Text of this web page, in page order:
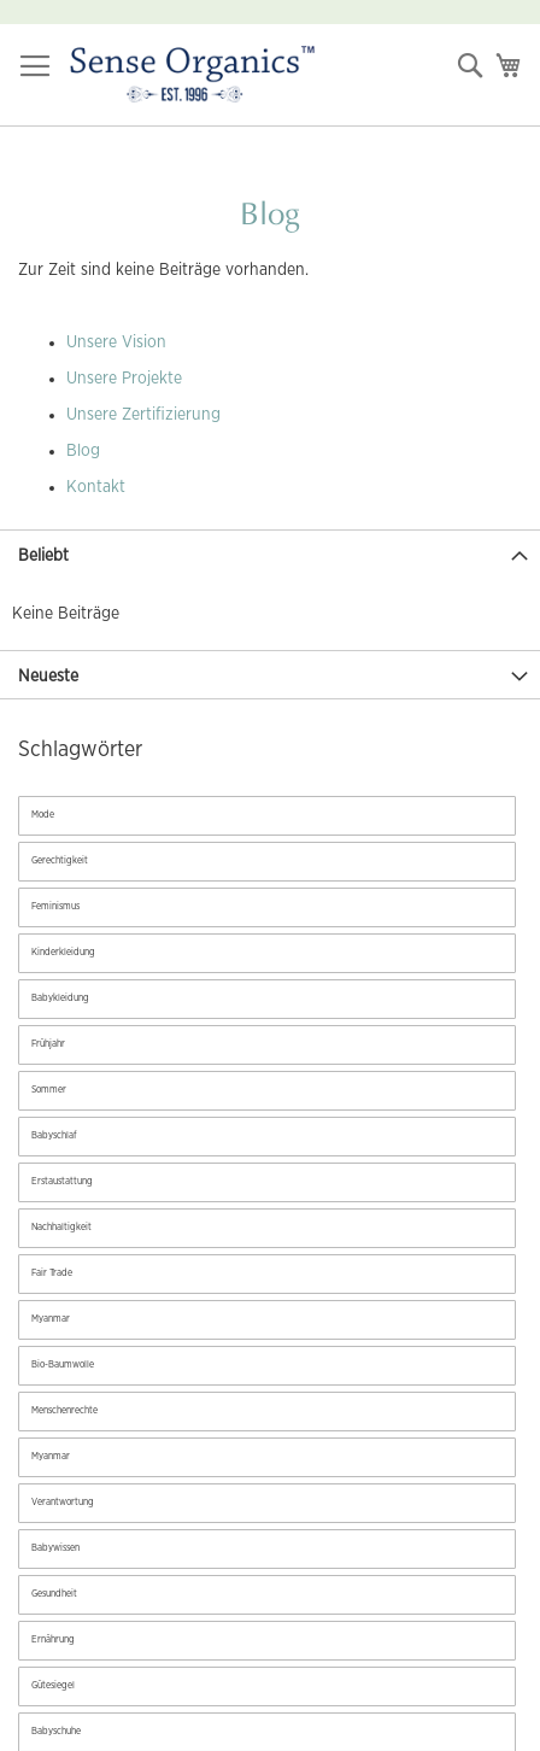
Zum
springen
Suche
Blog
Zur Zeit sind keine Beiträge vorhanden.
Unsere Vision
Unsere Projekte
Unsere Zertifizierung
Blog
Kontakt
Beliebt
Keine Beiträge
Neueste
Schlagwörter
Mode
Gerechtigkeit
Feminismus
Kinderkleidung
Babykleidung
Frühjahr
Sommer
Babyschlaf
Erstaustattung
Nachhaltigkeit
Fair Trade
Myanmar
Bio-Baumwolle
Menschenrechte
Myanmar
Verantwortung
Babywissen
Gesundheit
Ernährung
Gütesiegel
Babyschuhe